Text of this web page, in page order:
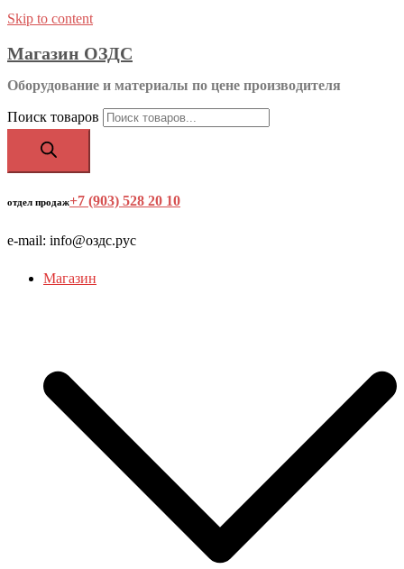
Skip to content
Магазин ОЗДС
Оборудование и материалы по цене производителя
Поиск товаров
отдел продаж+7 (903) 528 20 10
e-mail: info@оздс.рус
Магазин